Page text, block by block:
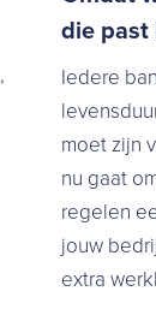
die past
Iedere
moet zijn
nu gaat
regelen
jouw
extra